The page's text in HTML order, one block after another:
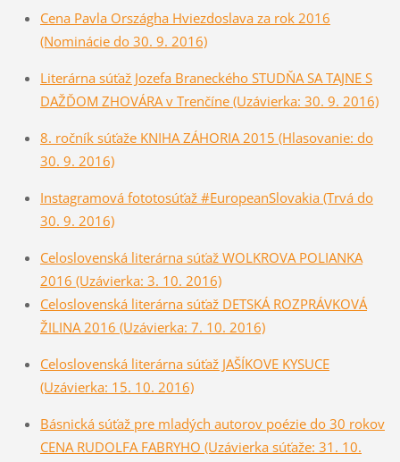
Cena Pavla Országha Hviezdoslava za rok 2016
(Nominácie do 30. 9. 2016)
Literárna súťaž Jozefa Braneckého STUDŇA SA TAJNE S
DAŽĎOM ZHOVÁRA v Trenčíne (Uzávierka: 30. 9. 2016)
8. ročník súťaže KNIHA ZÁHORIA 2015 (Hlasovanie: do
30. 9. 2016)
Instagramová fototosúťaž #EuropeanSlovakia (Trvá do
30. 9. 2016)
Celoslovenská literárna sú­ťaž WOLKROVA POLIANKA
2016 (Uzávierka: 3. 10. 2016)
Celoslovenská literárna súťaž DETSKÁ ROZPRÁVKOVÁ
ŽILINA 2016 (Uzávierka: 7. 10. 2016)
Celoslovenská literárna súťaž JAŠÍKOVE KYSUCE
(Uzávierka: 15. 10. 2016)
Básnická súťaž pre mladých autorov poézie do 30 rokov
CENA RUDOLFA FABRYHO (Uzávierka súťaže: 31. 10.